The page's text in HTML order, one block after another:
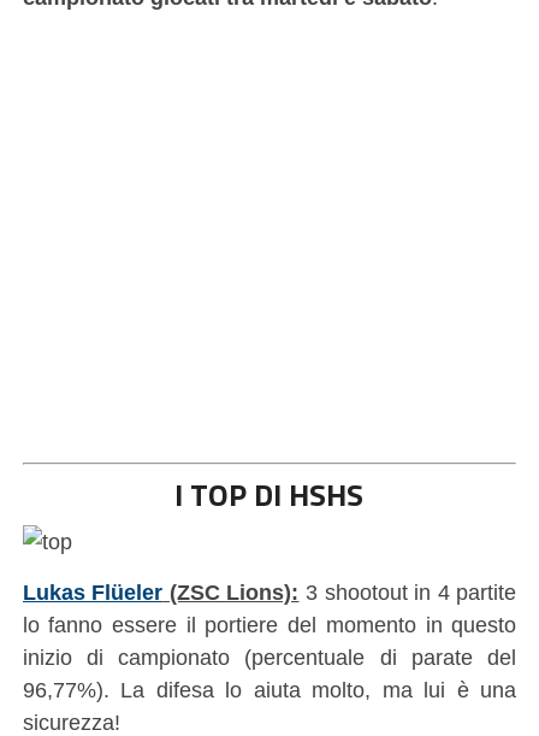
I TOP DI HSHS
Lukas Flüeler (ZSC Lions): 3 shootout in 4 partite
lo fanno essere il portiere del momento in questo
inizio di campionato (percentuale di parate del
96,77%). La difesa lo aiuta molto, ma lui è una
sicurezza!